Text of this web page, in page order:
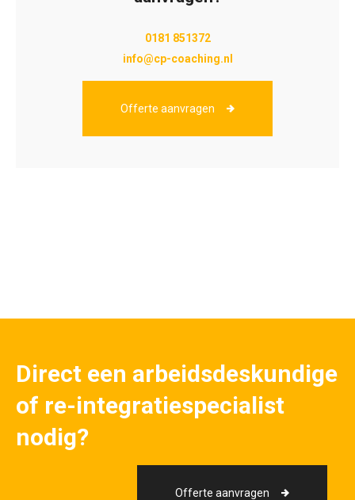
0181 851372
info@cp-coaching.nl
Offerte aanvragen
Direct een arbeidsdeskundige
of re-integratiespecialist
nodig?
Offerte aanvragen